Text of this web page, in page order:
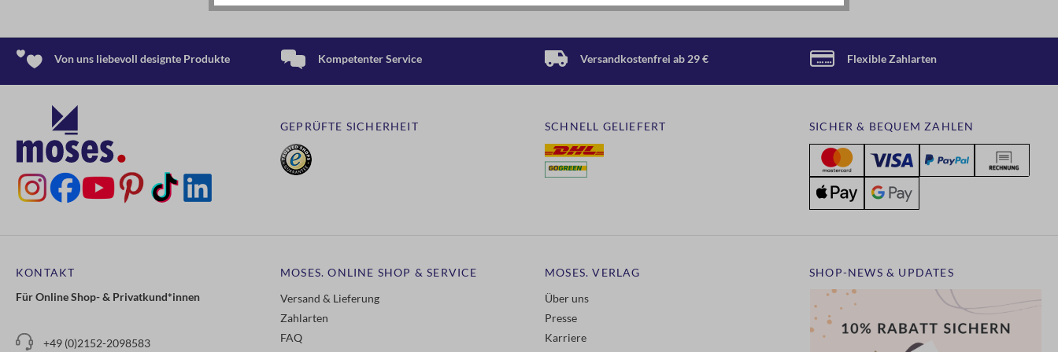
Von uns liebevoll designte Produkte Kompetenter Service Versandkostenfrei ab 29 € Flexible Zahlarten
GEPRÜFTE SICHERHEIT SCHNELL GELIEFERT SICHER & BEQUEM ZAHLEN
KONTAKT
Für Online Shop- & Privatkund*innen
+49 (0)2152-2098583
MOSES. ONLINE SHOP & SERVICE
Versand & Lieferung
Zahlarten
FAQ
MOSES. VERLAG
Über uns
Presse
Karriere
SHOP-NEWS & UPDATES